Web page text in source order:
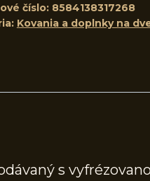
číslo: 8584138317268
Kovania a doplnky na
s